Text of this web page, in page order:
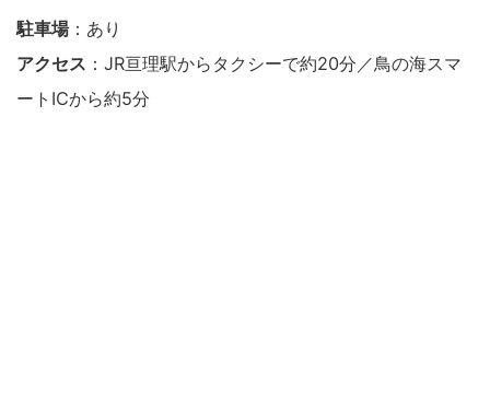
駐車場：あり
アクセス ：JR亘理駅からタクシーで約20分／鳥の海スマ
ートICから約5分